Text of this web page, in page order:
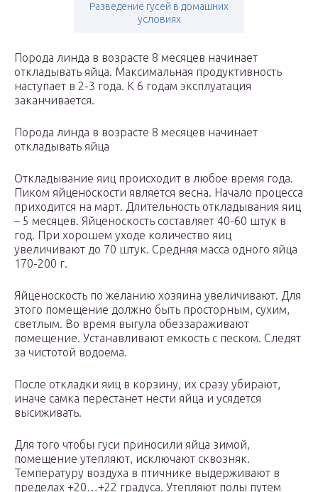
Разведение гусей в домашних
условиях
Порода линда в возрасте 8 месяцев начинает
откладывать яйца. Максимальная продуктивность
наступает в 2-3 года. К 6 годам эксплуатация
заканчивается.
Порода линда в возрасте 8 месяцев начинает
откладывать яйца
Откладывание яиц происходит в любое время года.
Пиком яйценоскости является весна. Начало процесса
приходится на март. Длительность откладывания яиц
– 5 месяцев. Яйценоскость составляет 40-60 штук в
год. При хорошем уходе количество яиц
увеличивают до 70 штук. Средняя масса одного яйца
170-200 г.
Яйценоскость по желанию хозяина увеличивают. Для
этого помещение должно быть просторным, сухим,
светлым. Во время выгула обеззараживают
помещение. Устанавливают емкость с песком. Следят
за чистотой водоема.
После откладки яиц в корзину, их сразу убирают,
иначе самка перестанет нести яйца и усядется
высиживать.
Для того чтобы гуси приносили яйца зимой,
помещение утепляют, исключают сквозняк.
Температуру воздуха в птичнике выдерживают в
пределах +20…+22 градуса. Утепляют полы путем